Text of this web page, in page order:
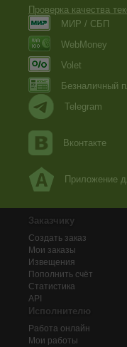
Проверка качества
МИР / СБП
WebMoney
Volet
Безналичный
Telegram
Вконтакте
Приложение
Заказчику
Создать заказ
Мои заказы
Извещения
Пополнить счёт
Статистика
API
Исполнителю
Работа онлайн
Мои работы